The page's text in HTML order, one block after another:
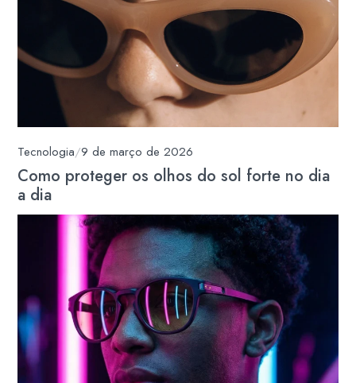
Tecnologia/9 de março de 2026
Como proteger os olhos do sol forte no dia
a dia